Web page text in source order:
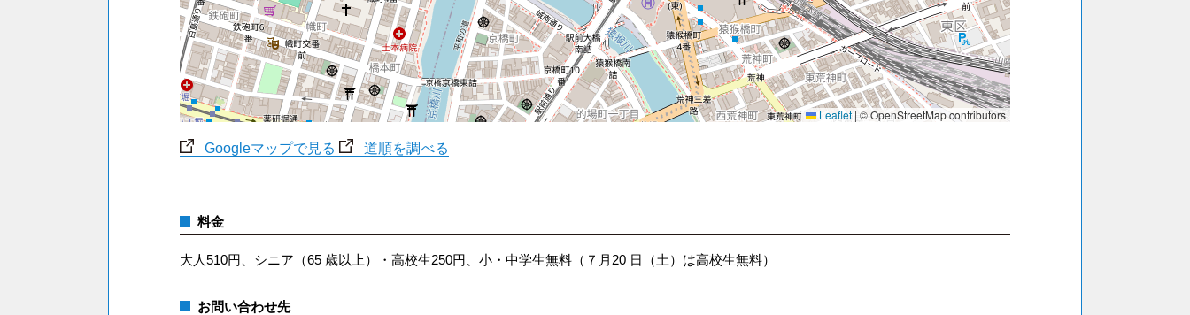
Leaflet | © OpenStreetMap contributors
Googleマップで見る 道順を調べる
料金
大人510円、シニア（65 歳以上）・高校生250円、小・中学生無料（７月20 日（土）は高校生無料）
お問い合わせ先